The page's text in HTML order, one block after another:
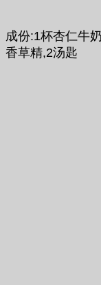
成份:1杯杏仁牛
香草精,2汤匙